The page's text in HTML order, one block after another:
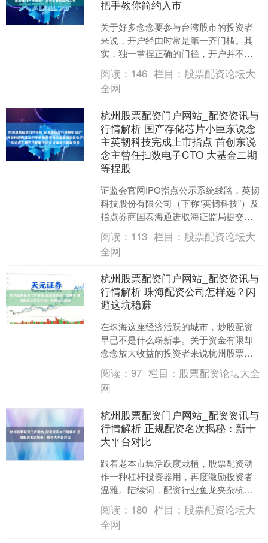
把手教你简约入市
关于好多念念要参与台湾股市的投资者
来说，开户经由时常是第一齐门槛。其
实，独一掌捏正确的门径，开户并不复
杂。本文将为您谛视理解台湾股票开户
的全经由，匡助您简约迈出....
阅读： 146 栏目： 股票配资论坛大
全网
杭州股票配资门户网站_配资资讯与
行情解析 国产存储芯片小巨东说念
主英韧科技完成上市指点 首创东说
念主曾任扫数电子CTO 大基金二期
等捏股
证监会官网IPO指点公示系统线路，英韧
科技股份有限公司（下称“英韧科技”）及
指点券商国泰海通进取海证监局提交
《指点责任完成讲演》。 据败露，英韧
科技于2024年....
阅读： 113 栏目： 股票配资论坛大
全网
杭州股票配资门户网站_配资资讯与
行情解析 珠海配资公司怎样选？闪
避这坑稳赚
在珠海这座经济活跃的城市，炒股配资
早已不是什么崭新事。关于资金有限却
念念放大收益的投资者来说杭州股票配
资门户网站_配资资讯与行情解析，配资
如实是一条“捷径”。但....
阅读：97 栏目： 股票配资论坛大全
网
杭州股票配资门户网站_配资资讯与
行情解析 正规配资名次揭秘：新十
大平台对比
跟着老本市集活跃度栽植，股票配资动
作一种杠杆投资器用，再度激励投资者
温雅。陆续词，配资行业鱼龙夹杂杭州
股票配资门户网站_配资资讯与行情解
析，如何聘请正规平台成为....
阅读： 180 栏目： 股票配资论坛大
全网